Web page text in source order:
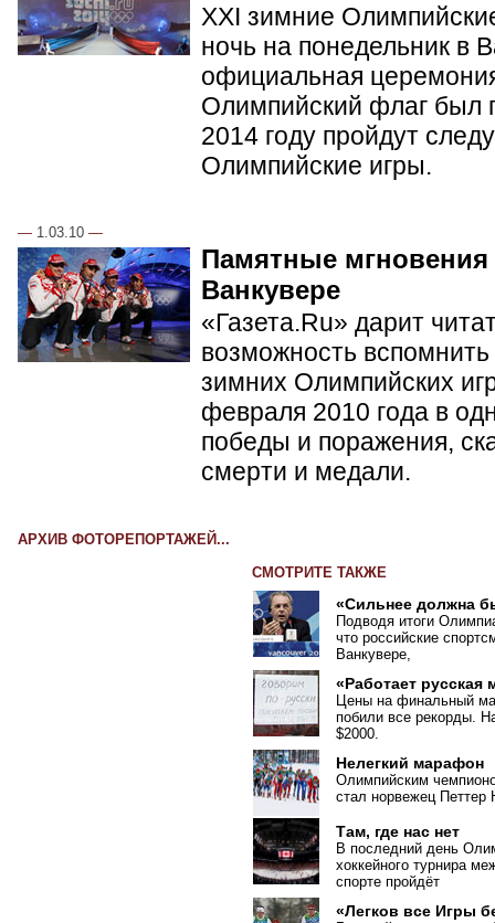
XXI зимние
ночь на понедельник в
официальная
Олимпийский флаг был
2014 году пройдут
Олимпийские игры.
— 1.03.10 —
Памятные
Ванкувере
«Газета.Ru» дарит
возможность
зимних Олимпийских
февраля 2010 года в
победы и поражения,
смерти и медали.
АРХИВ ФОТОРЕПОРТАЖЕЙ...
СМОТРИТЕ ТАКЖЕ
«Сильнее должна
Подводя итоги
что российские
Ванкувере,
«Работает русская
Цены на финальный
побили все рекорды.
$2000.
Нелегкий марафон
Олимпийским
стал норвежец Петтер
Там, где нас нет
В последний день
хоккейного турнира
спорте пройдёт
«Легков все Игры